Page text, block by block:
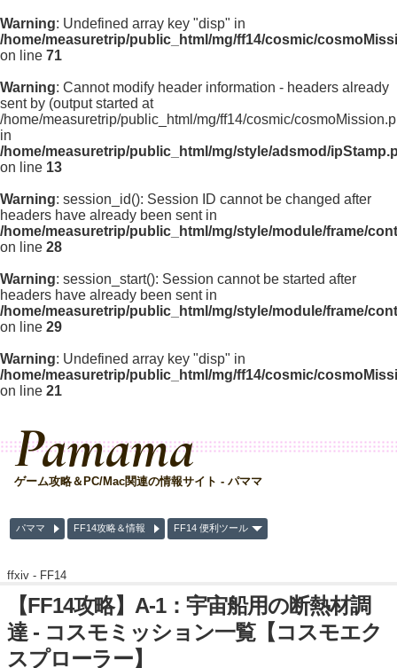
Warning: Undefined array key "disp" in
/home/measuretrip/public_html/mg/ff14/cosmic/
on line 71
Warning: Cannot modify header information - headers already
sent by (output started at
/home/measuretrip/public_html/mg/ff14/cosmic/
in
/home/measuretrip/public_html/mg/style/adsmod/
on line 13
Warning: session_id(): Session ID cannot be changed after
headers have already been sent in
/home/measuretrip/public_html/mg/style/module/frame/
on line 28
Warning: session_start(): Session cannot be started after
headers have already been sent in
/home/measuretrip/public_html/mg/style/module/frame/
on line 29
Warning: Undefined array key "disp" in
/home/measuretrip/public_html/mg/ff14/cosmic/
on line 21
Pamama
ゲーム攻略＆PC/Mac関連の情報サイト - パママ
パママ FF14攻略＆情報 FF14 便利ツール
ffxiv - FF14
【FF14攻略】A-1：宇宙船用の断熱材調
達 - コスモミッション一覧【コスモエク
スプローラー】